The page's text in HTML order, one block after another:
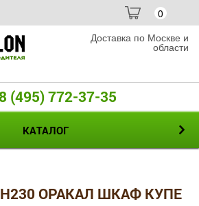
0
Доставка по Москве и
области
8 (495) 772-37-35
КАТАЛОГ
ОРАКАЛ ШКАФ КУПЕ